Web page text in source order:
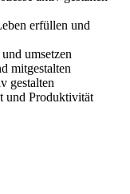
erfüllen und
umsetzen
mitge­stalten
gestalten
und Produk­ti­vität